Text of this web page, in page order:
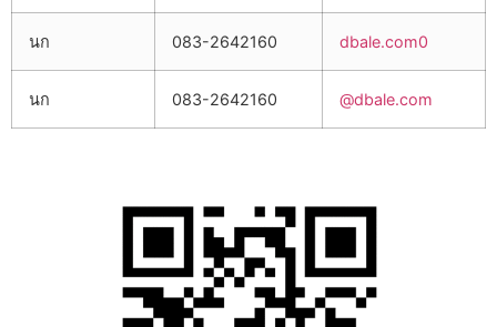
นก 083-2642160 dbale.com0
นก 083-2642160 @dbale.com